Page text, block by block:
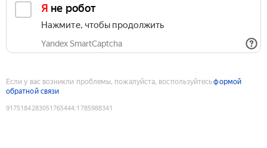
Я не робот
Нажмите, чтобы продолжить
Yandex SmartCaptcha
Если у вас возникли проблемы, пожалуйста, воспользуйтесьформой
обратной связи
9175184283051765444:1785988341